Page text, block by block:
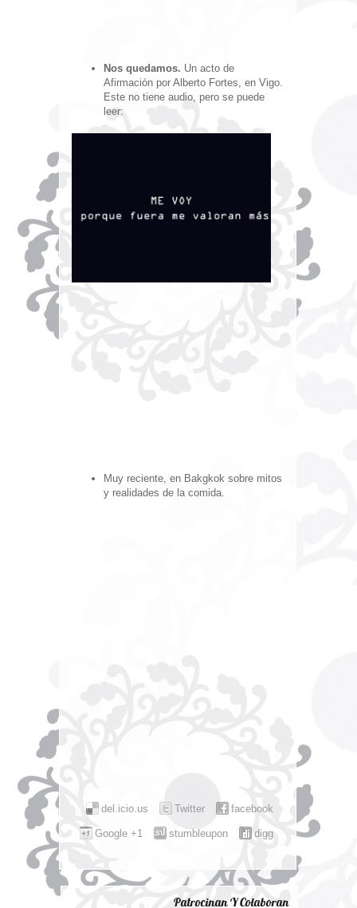
Nos quedamos. Un acto de
Afirmación por Alberto Fortes, en Vigo.
Este no tiene audio, pero se puede
leer:
Muy reciente, en Bakgkok sobre mitos
y realidades de la comida.
facebook
Twitter
del.icio.us
digg
stumbleupon
Google +1
Patrocinan Y Colaboran